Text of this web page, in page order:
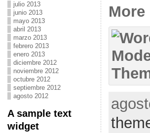
julio 2013
junio 2013
mayo 2013
abril 2013
marzo 2013
febrero 2013
enero 2013
diciembre 2012
noviembre 2012
octubre 2012
septiembre 2012
agosto 2012
A sample text
widget